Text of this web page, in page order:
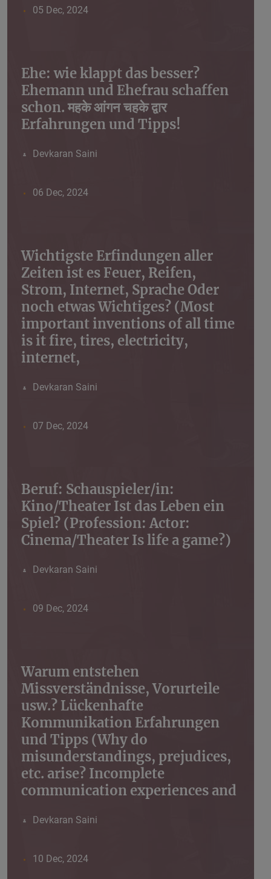
05 Dec, 2024
Ehe: wie klappt das besser?
Ehemann und Ehefrau schaffen
schon. महके आंगन चहके द्वार
Erfahrungen und Tipps!
Devkaran Saini
06 Dec, 2024
Wichtigste Erfindungen aller
Zeiten ist es Feuer, Reifen,
Strom, Internet, Sprache Oder
noch etwas Wichtiges? (Most
important inventions of all time
is it fire, tires, electricity,
internet,
Devkaran Saini
07 Dec, 2024
Beruf: Schauspieler/in:
Kino/Theater Ist das Leben ein
Spiel? (Profession: Actor:
Cinema/Theater Is life a game?)
Devkaran Saini
09 Dec, 2024
Warum entstehen
Missverständnisse, Vorurteile
usw.? Lückenhafte
Kommunikation Erfahrungen
und Tipps (Why do
misunderstandings, prejudices,
etc. arise? Incomplete
communication experiences and
Devkaran Saini
10 Dec, 2024